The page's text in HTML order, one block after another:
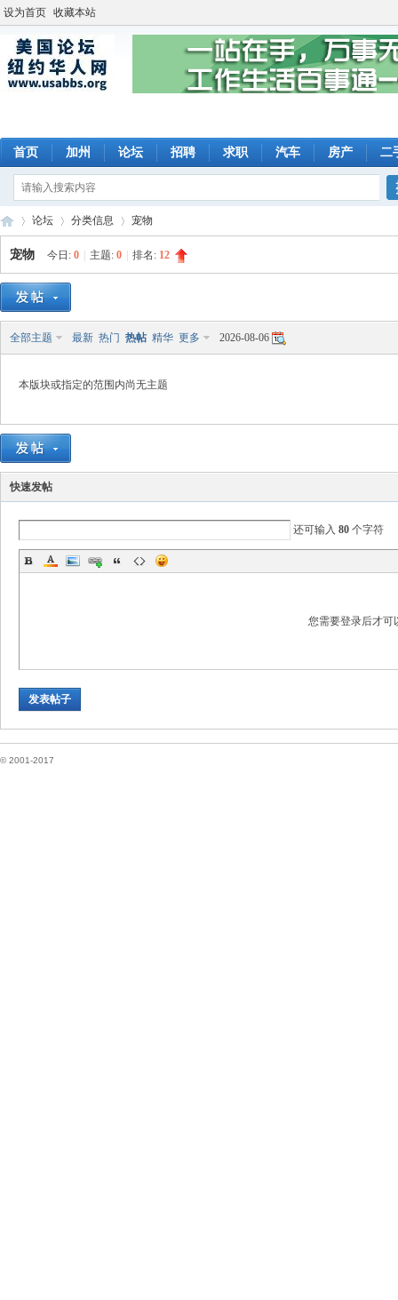
设为首页 收藏本站
首页 加州 论坛 招聘 求职 汽车 房产 二
国
»
论坛
›
分类信息 宠物
宠物 今日: 0 主题: 0 排名: 12
全部主题 最新 热门 热帖 精华 更多 2026-08-06
本版块或指定的范围内尚无主题
快速发帖
还可输入 80 个字符
您需要登录后才可
发表帖子
© 2001-2017